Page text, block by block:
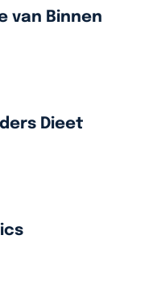
van Binnen
Dieet